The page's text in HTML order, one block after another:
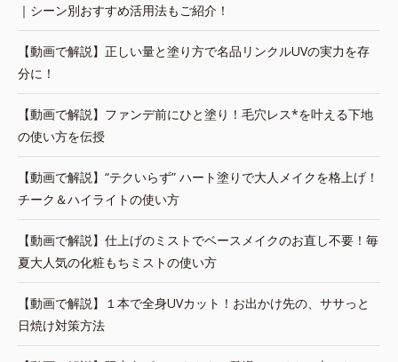
｜シーン別おすすめ活用法もご紹介！
【動画で解説】正しい量と塗り方で名品リンクルUVの実力を存
分に！
【動画で解説】ファンデ前にひと塗り！毛穴レス*を叶える下地
の使い方を伝授
【動画で解説】“テクいらず” ハート塗りで大人メイクを格上げ！
チーク＆ハイライトの使い方
【動画で解説】仕上げのミストでベースメイクのお直し不要！毎
夏大人気の化粧もちミストの使い方
【動画で解説】１本で全身UVカット！お出かけ先の、ササっと
日焼け対策方法